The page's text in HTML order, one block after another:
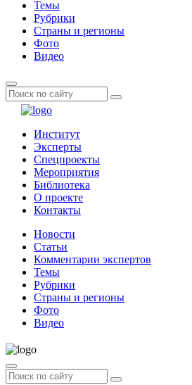
Темы
Рубрики
Страны и регионы
Фото
Видео
Институт
Эксперты
Спецпроекты
Мероприятия
Библиотека
О проекте
Контакты
Новости
Статьи
Комментарии экспертов
Темы
Рубрики
Страны и регионы
Фото
Видео